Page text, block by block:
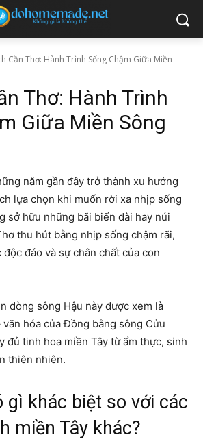
Cần Thơ: Hành Trình Sống Chậm Giữa Miền
Thơ: Hành Trình
Giữa Miền Sông
năm gần đây trở thành xu hướng
lựa chọn khi muốn rời xa nhịp sống
sở hữu những bãi biển dài hay núi
thu hút bằng nhịp sống chậm rãi,
đáo và sự chân chất của con
dòng sông Hậu này được xem là
hóa của Đồng bằng sông Cửu
đủ tinh hoa miền Tây từ ẩm thực, sinh
thiên nhiên.
gì khác biệt so với các
miền Tây khác?